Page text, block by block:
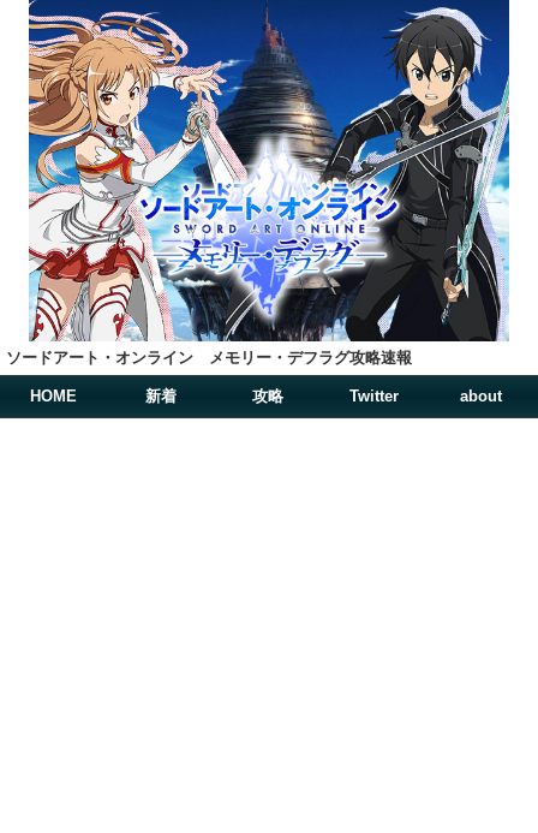
ソードアート・オンライン メモリー・デフラグ攻略速報
HOME 新着 攻略 Twitter about